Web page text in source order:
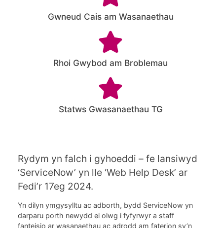
Gwneud Cais am Wasanaethau
Rhoi Gwybod am Broblemau
Statws Gwasanaethau TG
Rydym yn falch i gyhoeddi – fe lansiwyd
‘ServiceNow’ yn lle ‘Web Help Desk’ ar
Fedi’r 17eg 2024.
Yn dilyn ymgysylltu ac adborth, bydd ServiceNow yn
darparu porth newydd ei olwg i fyfyrwyr a staff
fanteisio ar wasanaethau ac adrodd am faterion sy’n